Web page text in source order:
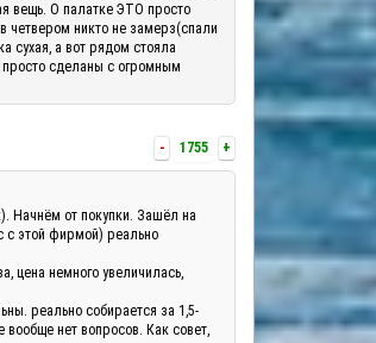
вещь. О палатке ЭТО просто
четвером никто не замерз(спали
сухая, а вот рядом стояла
сделаны с огромным
- 1755 +
Начнём от покупки. Зашёл на
с этой фирмой) реально
цена немного увеличилась,
реально собирается за 1,5-
нет вопросов. Как совет,